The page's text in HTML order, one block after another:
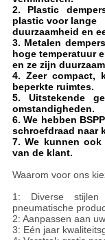
2. Plastic
plastic voor lange
duurzaamheid en
3. Metalen
hoge temperatuur
en ze zijn
4. Zeer compact,
beperkte ruimtes.
5. Uitstekende
omstandigheden.
6. We hebben
schroefdraad naar
7. We kunnen
van de klant.
Waarom voor ons
1: Diverse
pneumatische
2: Aanpassen aan
3: Eén jaar